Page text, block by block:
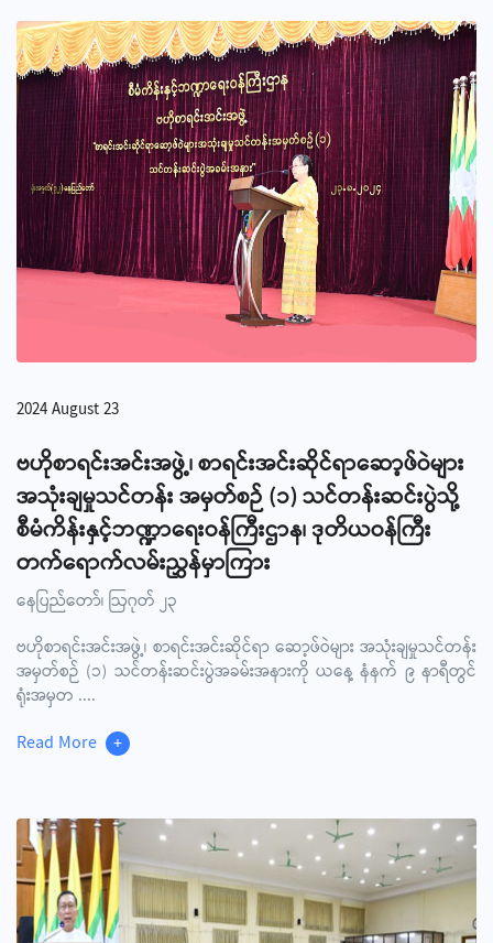
2024 August 23
ဗဟိုစာရင်းအင်းအဖွဲ့၊ စာရင်းအင်းဆိုင်ရာဆော့ဖ်ဝဲများ
အသုံးချမှုသင်တန်း အမှတ်စဉ် (၁) သင်တန်းဆင်းပွဲသို့
စီမံကိန်းနှင့်ဘဏ္ဍာရေးဝန်ကြီးဌာန၊ ဒုတိယဝန်ကြီး
တက်ရောက်လမ်းညွှန်မှာကြား
နေပြည်တော်၊ ဩဂုတ် ၂၃
ဗဟိုစာရင်းအင်းအဖွဲ့၊ စာရင်းအင်းဆိုင်ရာ ဆော့ဖ်ဝဲများ အသုံးချမှုသင်တန်း
အမှတ်စဉ် (၁) သင်တန်းဆင်းပွဲအခမ်းအနားကို ယနေ့ နံနက် ၉ နာရီတွင်
ရုံးအမှတ ....
Read More +